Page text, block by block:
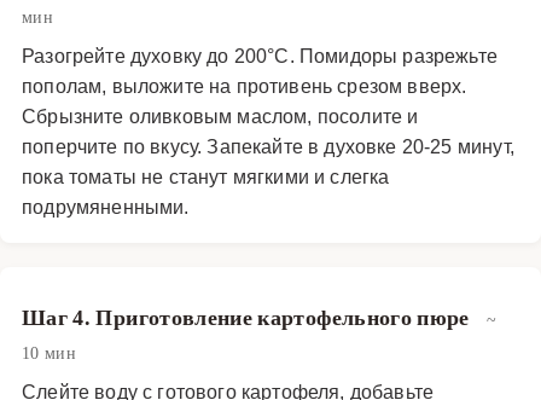
мин
Разогрейте духовку до 200°C. Помидоры разрежьте
пополам, выложите на противень срезом вверх.
Сбрызните оливковым маслом, посолите и
поперчите по вкусу. Запекайте в духовке 20-25 минут,
пока томаты не станут мягкими и слегка
подрумяненными.
Шаг 4. Приготовление картофельного пюре
~
10 мин
Слейте воду с готового картофеля, добавьте